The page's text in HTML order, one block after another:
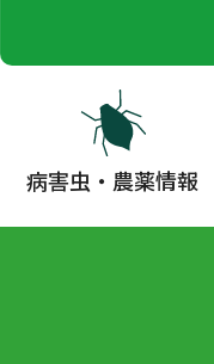
病害虫・農薬情報